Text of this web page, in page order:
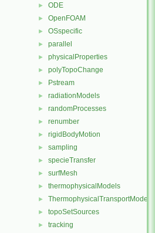
► ODE
► OpenFOAM
► OSspecific
► parallel
► physicalProperties
► polyTopoChange
► Pstream
► radiationModels
► randomProcesses
► renumber
► rigidBodyMotion
► sampling
► specieTransfer
► surfMesh
► thermophysicalModels
► ThermophysicalTransportModels
► topoSetSources
► tracking